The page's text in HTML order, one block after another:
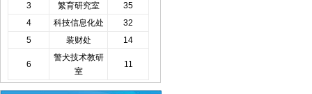
3
繁育研究室
35
4
科技信息化处
32
5
装财处 14
6
警犬技术教研
室
11